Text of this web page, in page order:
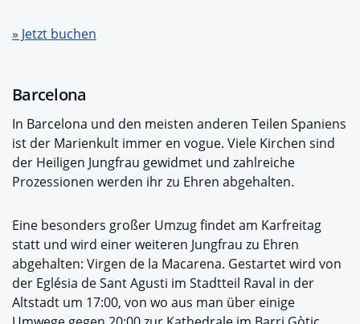
» Jetzt buchen
Barcelona
In Barcelona und den meisten anderen Teilen Spaniens
ist der Marienkult immer en vogue. Viele Kirchen sind
der Heiligen Jungfrau gewidmet und zahlreiche
Prozessionen werden ihr zu Ehren abgehalten.
Eine besonders großer Umzug findet am Karfreitag
statt und wird einer weiteren Jungfrau zu Ehren
abgehalten: Virgen de la Macarena. Gestartet wird von
der Eglésia de Sant Agusti im Stadtteil Raval in der
Altstadt um 17:00, von wo aus man über einige